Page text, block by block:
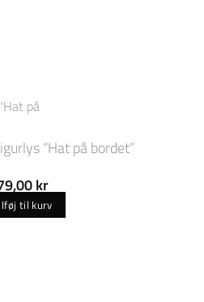
“Hat på bordet”
kr
til kurv